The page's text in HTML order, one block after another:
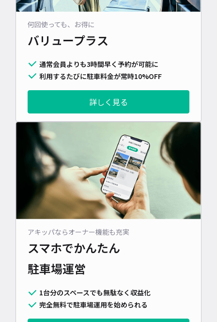
何回使っても、お得に
バリュープラス
通常会員よりも3時間早く予約が可能に
利用するたびに駐車料金が常時10%OFF
詳しく見る
アキッパならオーナー機能も充実
スマホでかんたん
駐車場運営
1台分のスペースでも無駄なく収益化
完全無料で駐車場運用を始められる